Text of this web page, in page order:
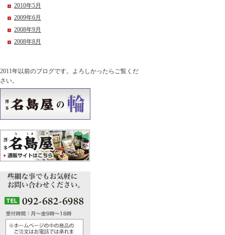
2010年5月
2009年6月
2008年9月
2008年8月
2011年以前のブログです。よろしかったらご覧くだ
さい。